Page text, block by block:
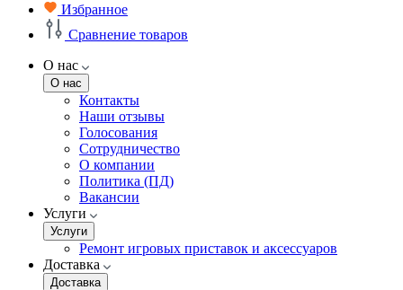
Избранное
Сравнение товаров
О нас
О нас
Контакты
Наши отзывы
Голосования
Сотрудничество
О компании
Политика (ПД)
Вакансии
Услуги
Услуги
Ремонт игровых приставок и аксессуаров
Доставка
Доставка